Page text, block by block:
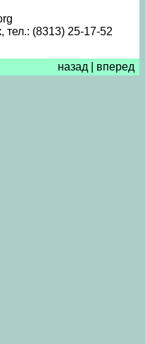
(8313) 25-17-52
назад вперед